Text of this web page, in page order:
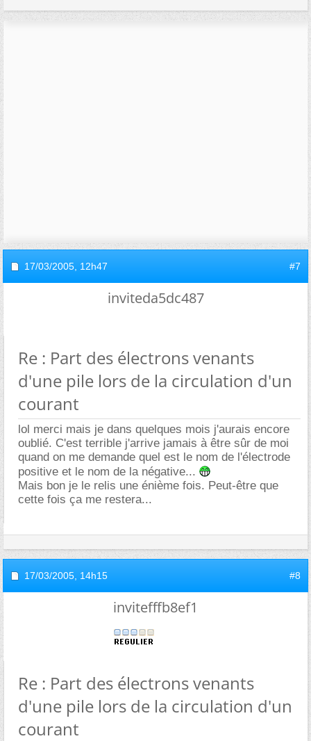
17/03/2005, 12h47 #7
inviteda5dc487
Re : Part des électrons venants
d'une pile lors de la circulation d'un
courant
lol merci mais je dans quelques mois j'aurais encore
oublié. C'est terrible j'arrive jamais à être sûr de moi
quand on me demande quel est le nom de l'électrode
positive et le nom de la négative...
Mais bon je le relis une énième fois. Peut-être que
cette fois ça me restera...
17/03/2005, 14h15 #8
invitefffb8ef1
Re : Part des électrons venants
d'une pile lors de la circulation d'un
courant